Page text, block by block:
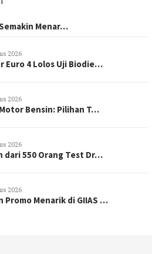
Menar…
2026
Euro 4 Lolos Uji Biodie…
2026
Bensin: Pilihan T…
2026
dari 550 Orang Test Dr…
2026
Promo Menarik di GIIAS …